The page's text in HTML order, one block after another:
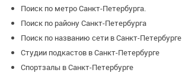
Поиск по метро Санкт-Петербурга.
Поиск по району Санкт-Петербурга
Поиск по названию сети в Санкт-Петербурге
Студии подкастов в Санкт-Петербурге
Спортзалы в Санкт-Петербурге